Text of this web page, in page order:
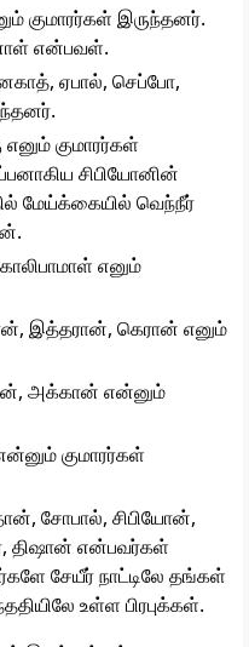
குமாரர்கள் இருந்தனர்.
என்பவள்.
ஏபால், செப்போ,
குமாரர்கள்
சிபியோனின்
மேய்க்கையில் வெந்நீர்
எனும்
இத்தரான், கெரான் எனும்
அக்கான் என்னும்
குமாரர்கள்
சோபால், சிபியோன்,
திஷான் என்பவர்கள்
சேயீர் நாட்டிலே தங்கள்
உள்ள பிரபுக்கள்.